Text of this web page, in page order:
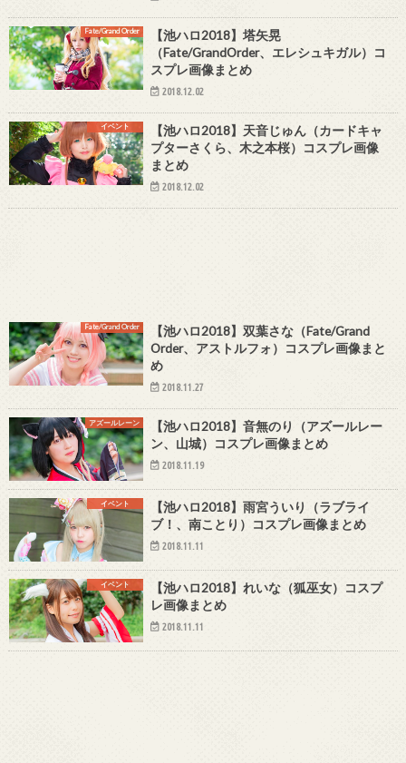
Fate/Grand Order
【池ハロ2018】塔矢晃
（Fate/GrandOrder、エレシュキガル）コ
スプレ画像まとめ
2018.12.02
イベント
【池ハロ2018】天音じゅん（カードキャ
プターさくら、木之本桜）コスプレ画像
まとめ
2018.12.02
Fate/Grand Order
【池ハロ2018】双葉さな（Fate/Grand
Order、アストルフォ）コスプレ画像まと
め
2018.11.27
アズールレーン
【池ハロ2018】音無のり（アズールレー
ン、山城）コスプレ画像まとめ
2018.11.19
イベント
【池ハロ2018】雨宮ういり（ラブライ
ブ！、南ことり）コスプレ画像まとめ
2018.11.11
イベント
【池ハロ2018】れいな（狐巫女）コスプ
レ画像まとめ
2018.11.11